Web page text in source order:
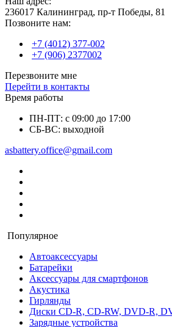
236017 Калининград,​ пр-т Победы, 81
Позвоните нам:
+7 (4012) 377-002
+7 (906) 2377002
Перезвоните мне
Перейти в контакты
Время работы
ПН-ПТ: с 09:00 до 17:00
СБ-ВС: выходной
asbattery.office@gmail.com
Популярное
Автоаксессуары
Батарейки
Аксессуары для смартфонов
Акустика
Гирлянды
Диски CD-R, CD-RW, DVD-R,
Зарядные устройства